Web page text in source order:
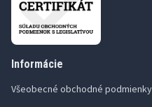
Informácie
Všeobecné obchodné podmienky